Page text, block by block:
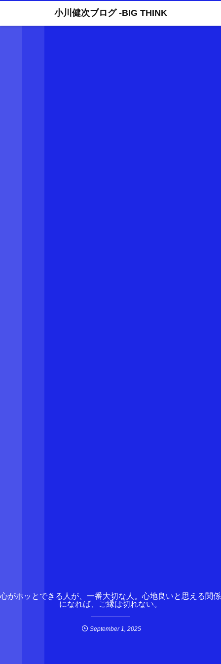
小川健次ブログ -BIG THINK
心がホッとできる人が、一番大切な人。心地良いと思える関係
になれば、ご縁は切れない。
September 1 2025